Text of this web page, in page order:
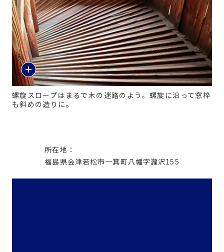
螺旋スロープはまるで木の迷路のよう。螺旋に沿って窓枠
も斜めの造りに。
所在地：
福島県会津若松市一箕町八幡字瀧沢155